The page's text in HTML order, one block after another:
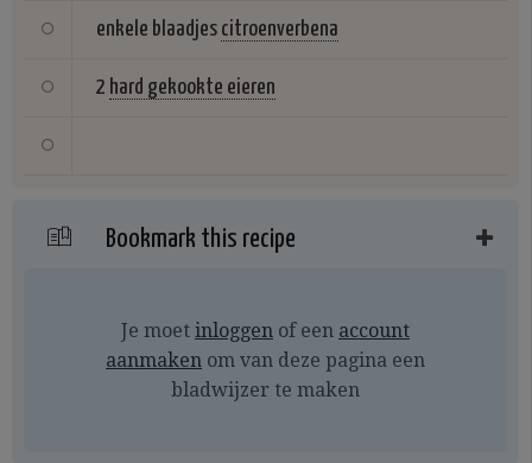
enkele blaadjes citroenverbena
2 hard gekookte eieren
Bookmark this recipe
Je moet inloggen of een account
aanmaken om van deze pagina een
bladwijzer te maken